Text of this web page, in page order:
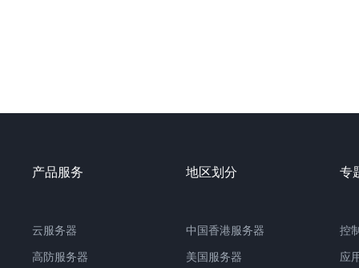
产品服务
云服务器
高防服务器
地区划分
中国香港服务器
美国服务器
专
控
应